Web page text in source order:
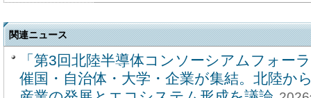
関連ニュース
「第3回北陸半導体コンソーシアムフォー
催国・自治体・大学・企業が集結。北陸か